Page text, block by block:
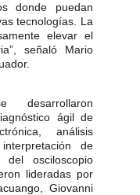
donde puedan
tecnologías. La
elevar el
señaló Mario
ágil de
análisis
de
osciloscopio
lideradas por
Giovanni